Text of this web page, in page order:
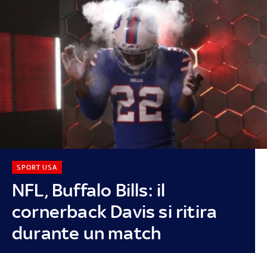
NFL, Buffalo Bills: il
cornerback Davis si ritira
durante un match
SPORT USA